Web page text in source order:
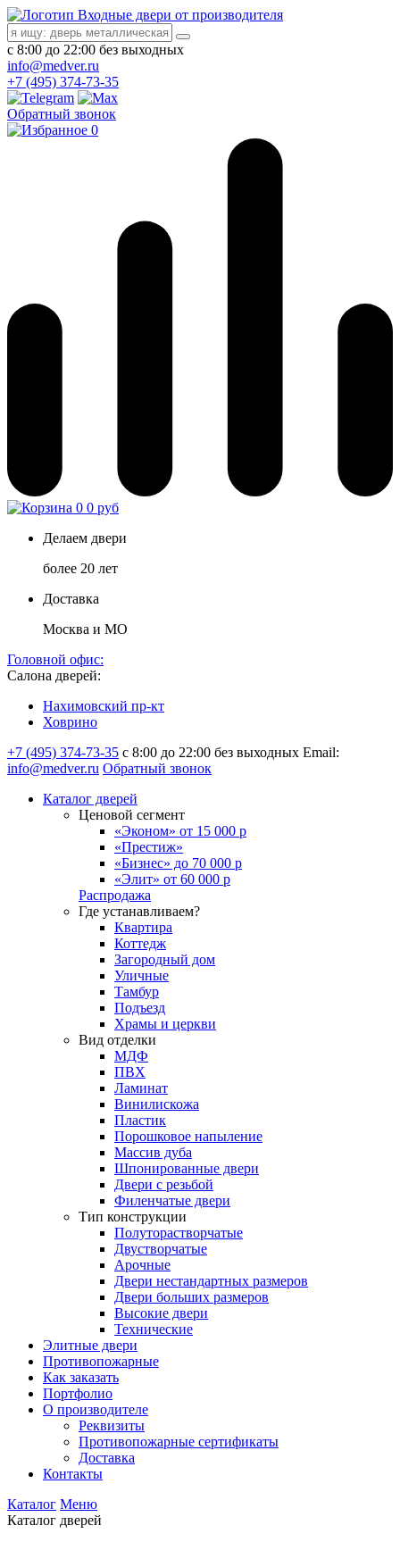
Входные двери от производителя
с 8:00 до 22:00 без выходных
info@medver.ru
+7 (495) 374-73-35
Обратный звонок
0
0 0 руб
Делаем двери
более 20 лет
Доставка
Москва и МО
Головной офис:
Салона дверей:
Нахимовский пр-кт
Ховрино
+7 (495) 374-73-35 с 8:00 до 22:00 без выходных Email:
info@medver.ru Обратный звонок
Каталог дверей
Ценовой сегмент
«Эконом» от 15 000 р
«Престиж»
«Бизнес» до 70 000 р
«Элит» от 60 000 р
Распродажа
Где устанавливаем?
Квартира
Коттедж
Загородный дом
Уличные
Тамбур
Подъезд
Храмы и церкви
Вид отделки
МДФ
ПВХ
Ламинат
Винилискожа
Пластик
Порошковое напыление
Массив дуба
Шпонированные двери
Двери с резьбой
Филенчатые двери
Тип конструкции
Полуторастворчатые
Двустворчатые
Арочные
Двери нестандартных размеров
Двери больших размеров
Высокие двери
Технические
Элитные двери
Противопожарные
Как заказать
Портфолио
О производителе
Реквизиты
Противопожарные сертификаты
Доставка
Контакты
Каталог Меню
Каталог дверей